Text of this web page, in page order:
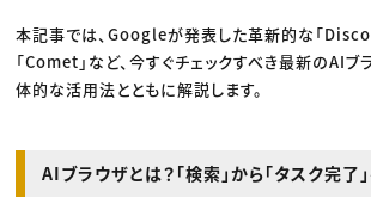
プロフェッショナル×つながる×メデ
本記事では、Googleが発表した革新的な「
「Comet」など、今すぐチェックすべき最新のAIブ
体的な活用法とともに解説します。
AIブラウザとは？「検索」から「タスク完了